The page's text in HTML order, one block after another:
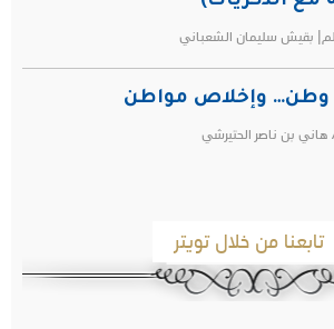
بقيش سليمان الشعباني
وطن… وإخلاص مواطن
هاني بن ناصر الحتيرشي
تابعنا من خلال تويتر